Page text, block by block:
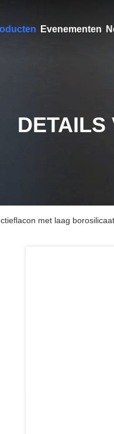
Evenementen
DETAILS
met laag